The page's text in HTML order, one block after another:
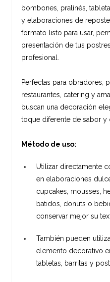
bombones, pralinés,
y elaboraciones de
formato listo para usar,
presentación de tus
profesional.
Perfectas para obradores,
restaurantes, catering y
buscan una decoración
toque diferente de sabor y
Método de uso:
Utilizar directamente
en elaboraciones
cupcakes, mousses,
batidos, donuts o
conservar mejor su
También pueden
elemento decorativo
tabletas, barritas y